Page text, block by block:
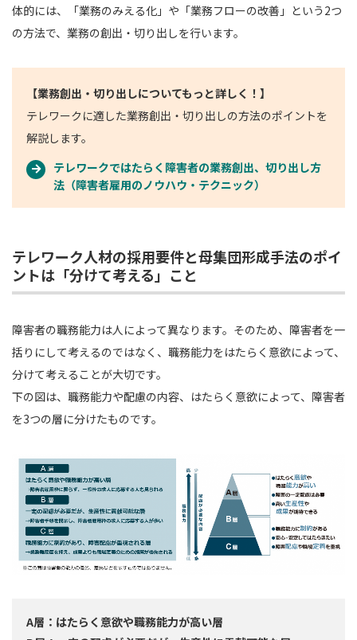
体的には、「業務のみえる化」や「業務フローの改善」という2つ
の方法で、業務の創出・切り出しを行います。
【業務創出・切り出しについてもっと詳しく！】
テレワークに適した業務創出・切り出しの方法のポイントを
解説します。
テレワークではたらく障害者の業務創出、切り出し方
法（障害者雇用のノウハウ・テクニック）
テレワーク人材の採用要件と母集団形成手法のポイ
ントは「分けて考える」こと
障害者の職務能力は人によって異なります。そのため、障害者を一
括りにして考えるのではなく、職務能力をはたらく意欲によって、
分けて考えることが大切です。
下の図は、職務能力や配慮の内容、はたらく意欲によって、障害者
を3つの層に分けたものです。
A層：はたらく意欲や職務能力が高い層